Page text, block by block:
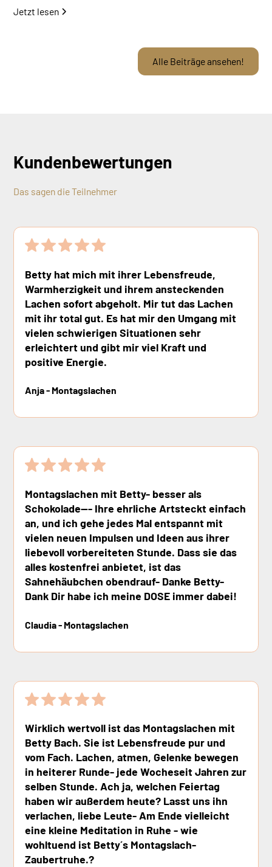
Jetzt lesen
Alle Beiträge ansehen!
Kundenbewertungen
Das sagen die Teilnehmer
Betty hat mich mit ihrer Lebensfreude,
Warmherzigkeit und ihrem ansteckenden
Lachen sofort abgeholt. Mir tut das Lachen
mit ihr total gut. Es hat mir den Umgang mit
vielen schwierigen Situationen sehr
erleichtert und gibt mir viel Kraft und
positive Energie.
Anja - Montagslachen
Montagslachen mit Betty- besser als
Schokolade--- Ihre ehrliche Artsteckt einfach
an, und ich gehe jedes Mal entspannt mit
vielen neuen Impulsen und Ideen aus ihrer
liebevoll vorbereiteten Stunde. Dass sie das
alles kostenfrei anbietet, ist das
Sahnehäubchen obendrauf- Danke Betty-
Dank Dir habe ich meine DOSE immer dabei!
Claudia - Montagslachen
Wirklich wertvoll ist das Montagslachen mit
Betty Bach. Sie ist Lebensfreude pur und
vom Fach. Lachen, atmen, Gelenke bewegen
in heiterer Runde- jede Wocheseit Jahren zur
selben Stunde. Ach ja, welchen Feiertag
haben wir außerdem heute? Lasst uns ihn
verlachen, liebe Leute- Am Ende vielleicht
eine kleine Meditation in Ruhe - wie
wohltuend ist Betty´s Montagslach-
Zaubertruhe.?